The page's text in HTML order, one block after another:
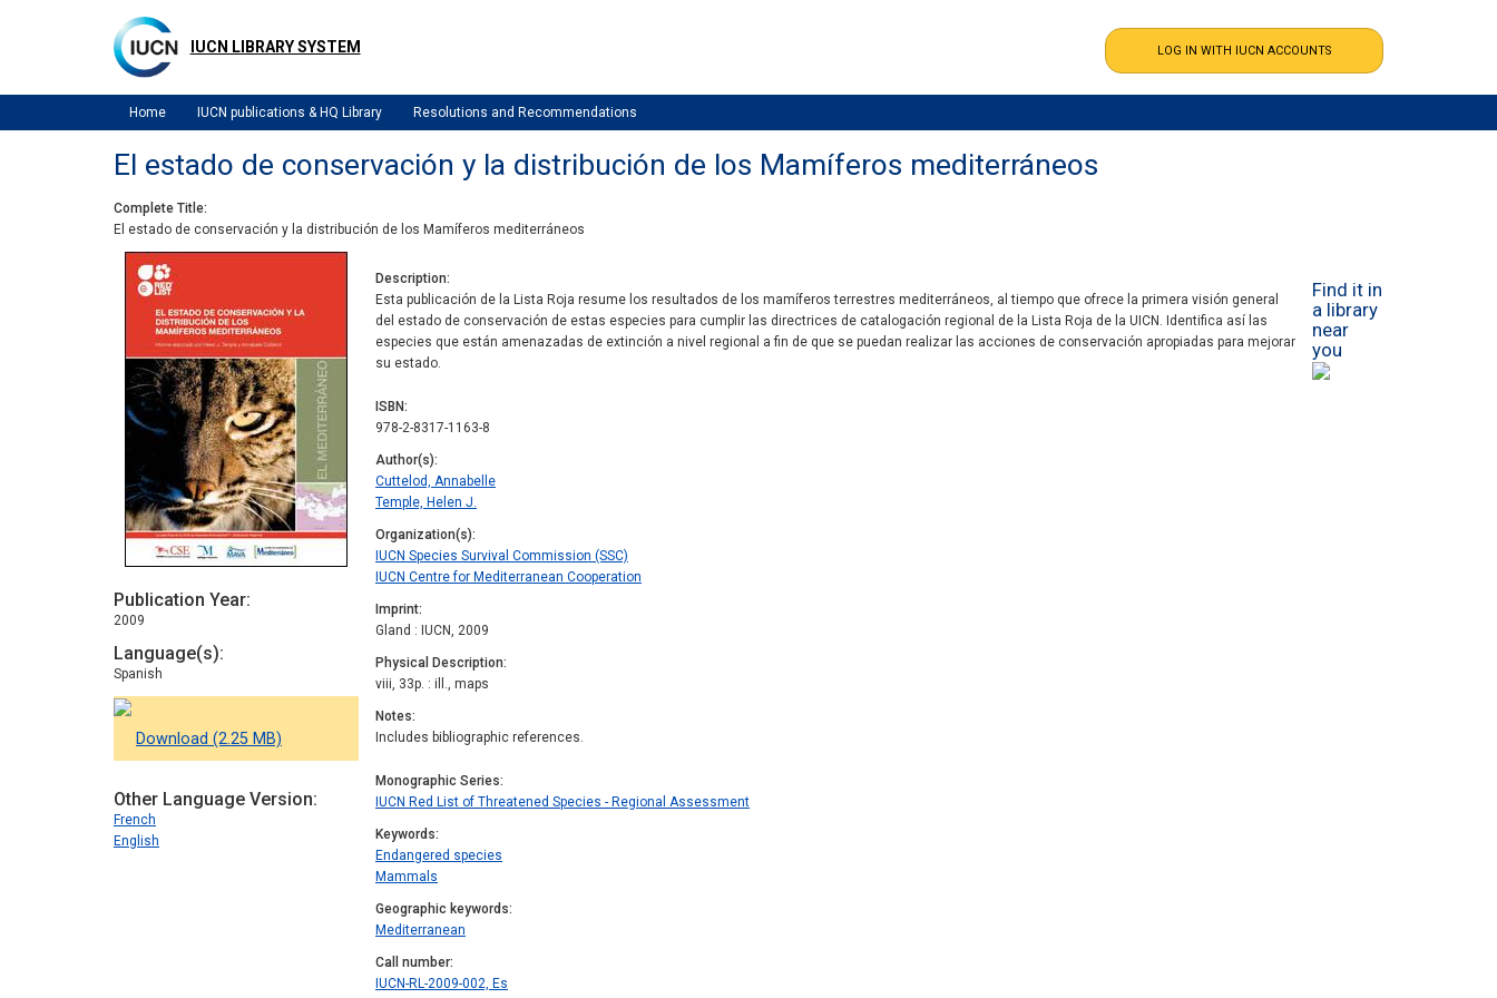
IUCN LIBRARY SYSTEM
Home IUCN publications & HQ Library Resolutions and Recommendations
El estado de conservación y la distribución de los Mamíferos mediterráneos
Complete Title
El estado de conservación y la distribución de los Mamíferos mediterráneos
Publication Year
2009
Language(s)
Spanish
Download (2.25 MB)
Other Language Version
French
English
Description
Esta publicación de la Lista Roja resume los resultados de los mamíferos terrestres mediterráneos, al tiempo que ofrece la primera visión general
del estado de conservación de estas especies para cumplir las directrices de catalogación regional de la Lista Roja de la UICN. Identifica así las
especies que están amenazadas de extinción a nivel regional a fin de que se puedan realizar las acciones de conservación apropiadas para mejorar
su estado.
ISBN
978-2-8317-1163-8
Author(s)
Cuttelod, Annabelle
Temple, Helen J.
Organization(s)
IUCN Species Survival Commission (SSC)
IUCN Centre for Mediterranean Cooperation
Imprint
Gland : IUCN, 2009
Physical Description
viii, 33p. : ill., maps
Notes
Includes bibliographic references.
Monographic Series
IUCN Red List of Threatened Species - Regional Assessment
Keywords
Endangered species
Mammals
Geographic keywords
Mediterranean
Call number
IUCN-RL-2009-002, Es
Find it in
a library
near
you